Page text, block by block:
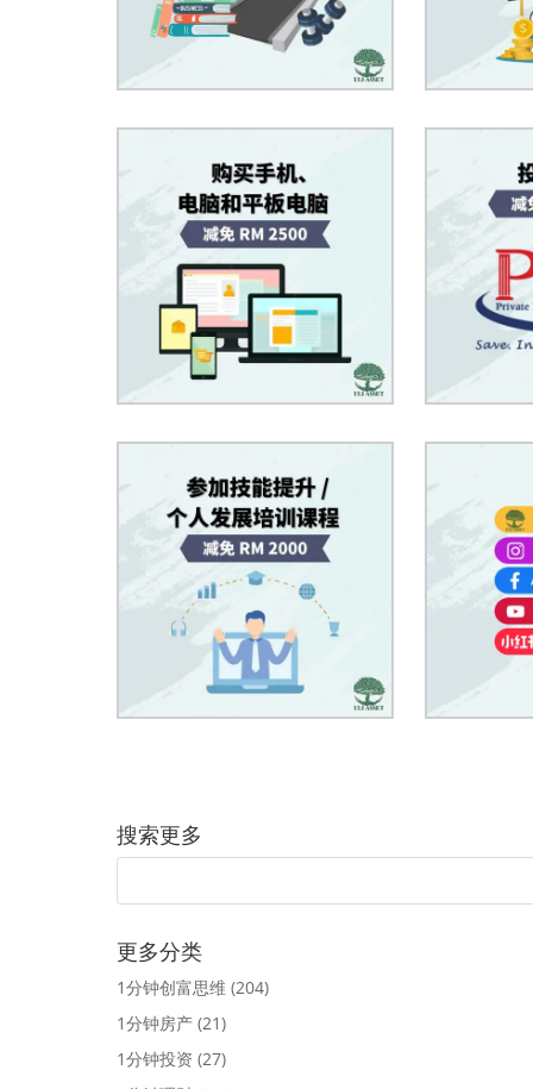
搜索更多
更多分类
1分钟创富思维 (204)
1分钟房产 (21)
1分钟投资 (27)